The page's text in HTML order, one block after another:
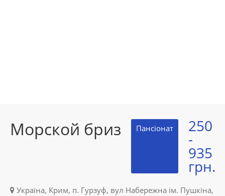
Морской бриз Пансіонат 250
-
935
грн.
Україна, Крим, п. Гурзуф, вул Набережна ім. Пушкіна,